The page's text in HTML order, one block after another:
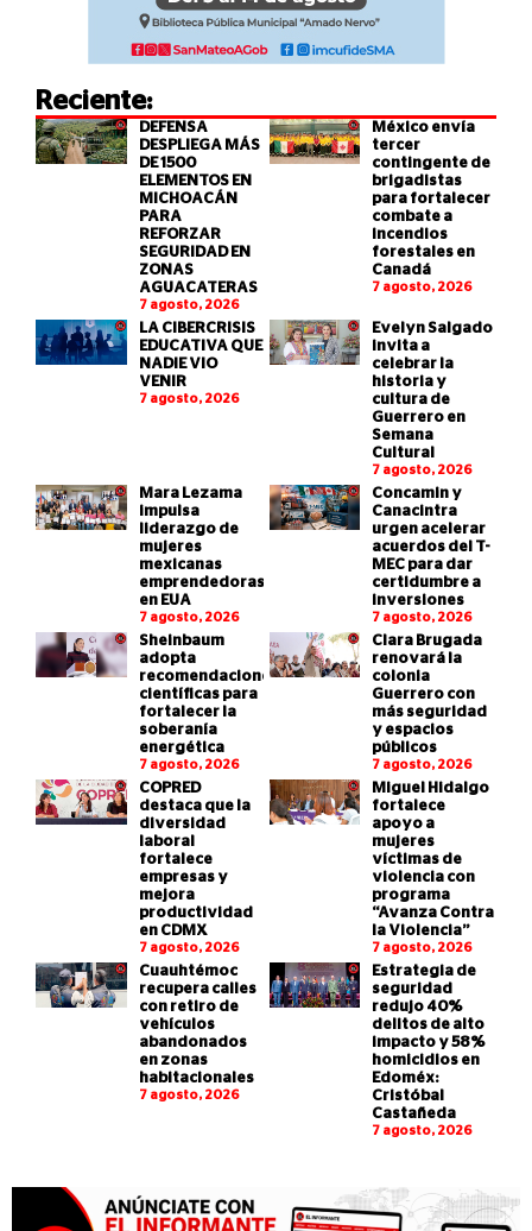
Reciente:
DEFENSA
DESPLIEGA MÁS
DE 1500
ELEMENTOS EN
MICHOACÁN
PARA
REFORZAR
SEGURIDAD EN
ZONAS
AGUACATERAS
7 agosto, 2026
México envía
tercer
contingente de
brigadistas
para fortalecer
combate a
incendios
forestales en
Canadá
7 agosto, 2026
LA CIBERCRISIS
EDUCATIVA QUE
NADIE VIO
VENIR
7 agosto, 2026
Evelyn Salgado
invita a
celebrar la
historia y
cultura de
Guerrero en
Semana
Cultural
7 agosto, 2026
Mara Lezama
impulsa
liderazgo de
mujeres
mexicanas
emprendedoras
en EUA
7 agosto, 2026
Concamin y
Canacintra
urgen acelerar
acuerdos del T-
MEC para dar
certidumbre a
inversiones
7 agosto, 2026
Sheinbaum
adopta
recomendaciones
científicas para
fortalecer la
soberanía
energética
7 agosto, 2026
Clara Brugada
renovará la
colonia
Guerrero con
más seguridad
y espacios
públicos
7 agosto, 2026
COPRED
destaca que la
diversidad
laboral
fortalece
empresas y
mejora
productividad
en CDMX
7 agosto, 2026
Miguel Hidalgo
fortalece
apoyo a
mujeres
víctimas de
violencia con
programa
“Avanza Contra
la Violencia”
7 agosto, 2026
Cuauhtémoc
recupera calles
con retiro de
vehículos
abandonados
en zonas
habitacionales
7 agosto, 2026
Estrategia de
seguridad
redujo 40%
delitos de alto
impacto y 58%
homicidios en
Edoméx:
Cristóbal
Castañeda
7 agosto, 2026